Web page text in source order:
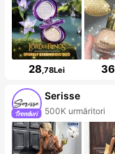
28,78Lei 36
Serisse
500K urmăritori